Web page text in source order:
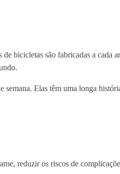
bicicletas são fabricadas a cada
Elas têm uma longa
reduzir os riscos de